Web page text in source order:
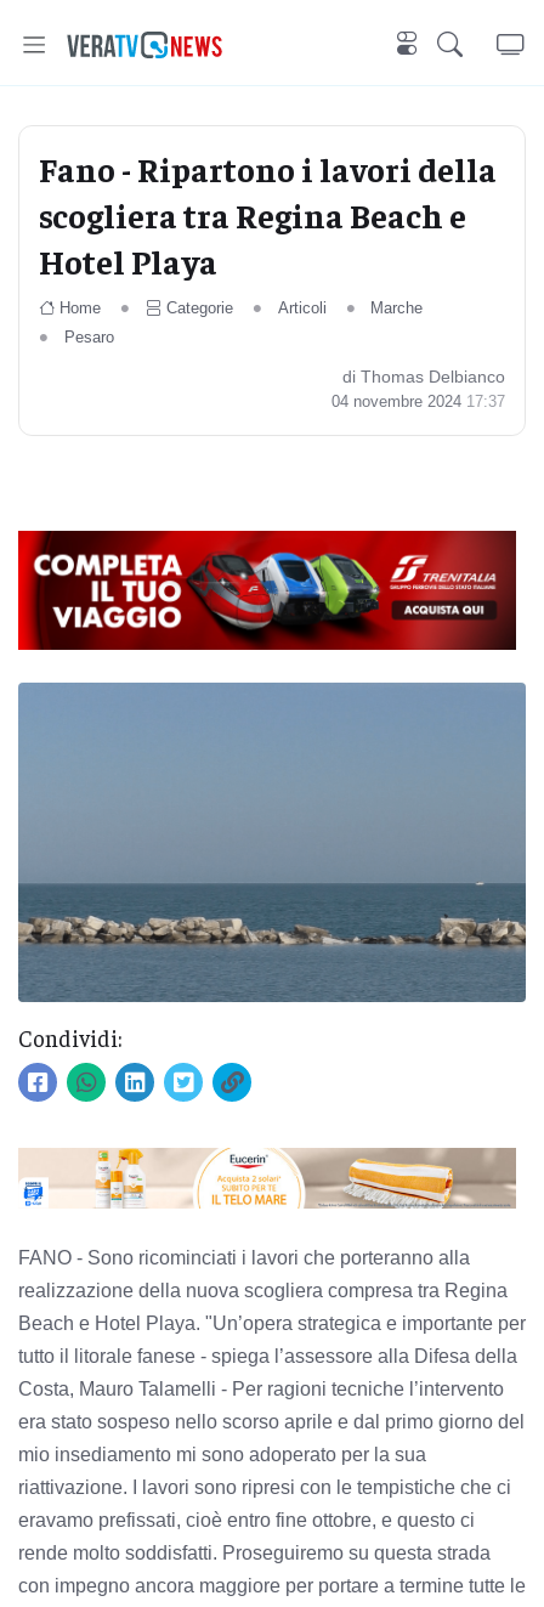
Fano - Ripartono i lavori della
scogliera tra Regina Beach e
Hotel Playa
Home Categorie Articoli
Marche
Pesaro
di Thomas Delbianco
04 novembre 2024 17:37
Condividi:
FANO - Sono ricominciati i lavori che porteranno alla
realizzazione della nuova scogliera compresa tra Regina
Beach e Hotel Playa. "Un’opera strategica e importante per
tutto il litorale fanese - spiega l’assessore alla Difesa della
Costa, Mauro Talamelli - Per ragioni tecniche l’intervento
era stato sospeso nello scorso aprile e dal primo giorno del
mio insediamento mi sono adoperato per la sua
riattivazione. I lavori sono ripresi con le tempistiche che ci
eravamo prefissati, cioè entro fine ottobre, e questo ci
rende molto soddisfatti. Proseguiremo su questa strada
con impegno ancora maggiore per portare a termine tutte le